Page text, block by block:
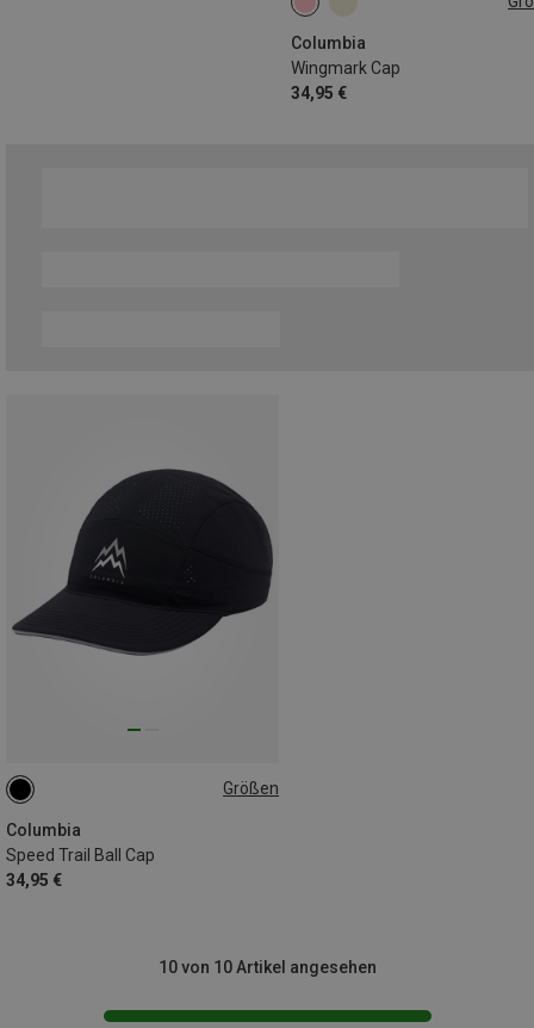
Columbia
Wingmark Cap
34,95 €
ONE SIZE
Größen
Columbia
Speed Trail Ball Cap
34,95 €
ONE SIZE
10 von 10 Artikel angesehen